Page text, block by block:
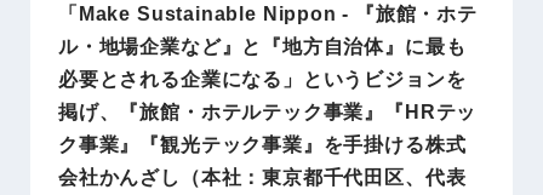
「Make Sustainable Nippon - 『旅館・ホテ
ル・地場企業など』と『地方自治体』に最も
必要とされる企業になる」というビジョンを
掲げ、『旅館・ホテルテック事業』『HRテッ
ク事業』『観光テック事業』を手掛ける株式
会社かんざし（本社：東京都千代田区、代表